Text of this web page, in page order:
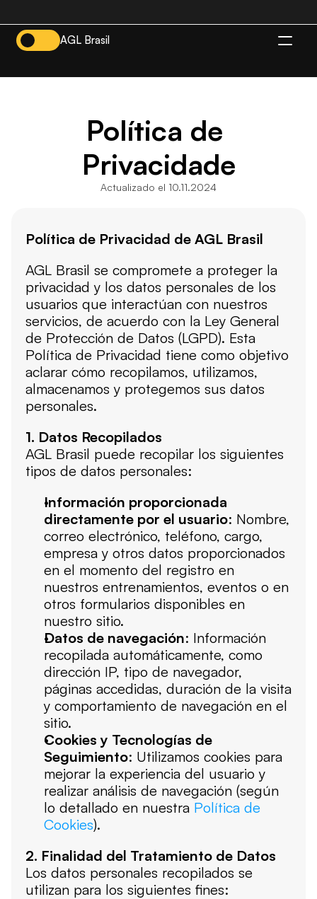
AGL Brasil
Política de
Privacidade
Actualizado el 10.11.2024
Política de Privacidad de AGL Brasil
AGL Brasil se compromete a proteger la
privacidad y los datos personales de los
usuarios que interactúan con nuestros
servicios, de acuerdo con la Ley General
de Protección de Datos (LGPD). Esta
Política de Privacidad tiene como objetivo
aclarar cómo recopilamos, utilizamos,
almacenamos y protegemos sus datos
personales.
1. Datos Recopilados
AGL Brasil puede recopilar los siguientes
tipos de datos personales:
Información proporcionada
directamente por el usuario: Nombre,
correo electrónico, teléfono, cargo,
empresa y otros datos proporcionados
en el momento del registro en
nuestros entrenamientos, eventos o en
otros formularios disponibles en
nuestro sitio.
Datos de navegación: Información
recopilada automáticamente, como
dirección IP, tipo de navegador,
páginas accedidas, duración de la visita
y comportamiento de navegación en el
sitio.
Cookies y Tecnologías de
Seguimiento: Utilizamos cookies para
mejorar la experiencia del usuario y
realizar análisis de navegación (según
lo detallado en nuestra Política de
Cookies).
2. Finalidad del Tratamiento de Datos
Los datos personales recopilados se
utilizan para los siguientes fines: